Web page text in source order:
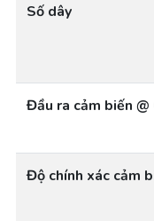
Số dây
Đầu ra cảm biến @
Độ chính xác cảm